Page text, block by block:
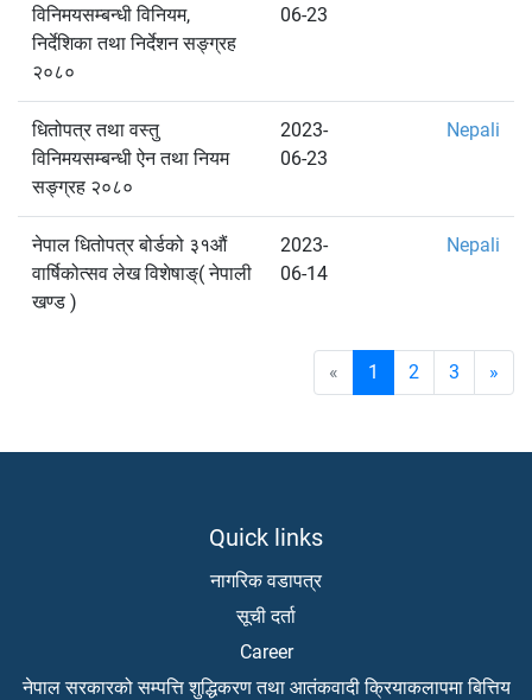
विनिमयसम्बन्धी विनियम,
निर्देशिका तथा निर्देशन सङ्ग्रह
२०८०
06-23
धितोपत्र तथा वस्तु
विनिमयसम्बन्धी ऐन तथा नियम
सङ्ग्रह २०८०
2023-
06-23
Nepali
नेपाल धितोपत्र बोर्डको ३१औं
वार्षिकोत्सव लेख विशेषाङ्( नेपाली
खण्ड )
2023-
06-14
Nepali
« 1 2 3 »
Quick links
नागरिक वडापत्र
सूची दर्ता
Career
नेपाल सरकारको सम्पत्ति शुद्धिकरण तथा आतंकवादी क्रियाकलापमा बित्तिय